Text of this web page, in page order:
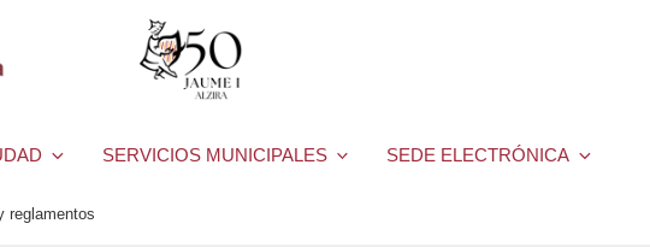
SERVICIOS MUNICIPALES SEDE ELECTRÓNICA
reglamentos